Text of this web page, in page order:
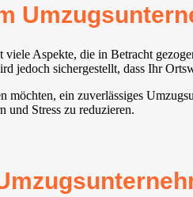
Aspekte, die in Betracht
jedoch sichergestellt, dass Ihr
möchten, ein zuverlässiges
und Stress zu reduzieren.